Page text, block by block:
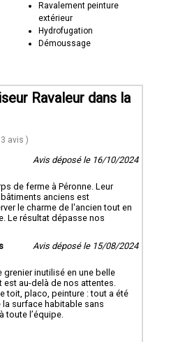
Ravalement peinture
extérieur
Hydrofugation
Démoussage
Ravaleur dans la
avis )
Avis déposé le 16/10/2024
de ferme à Péronne. Leur
anciens est
le charme de l'ancien tout en
Le résultat dépasse nos
Avis déposé le 15/08/2024
inutilisé en une belle
est au-delà de nos attentes.
toit, placo, peinture : tout a été
surface habitable sans
toute l’équipe.